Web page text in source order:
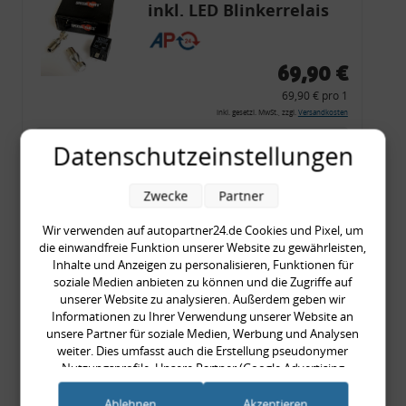
inkl. LED Blinkerrelais
CF 14
69,90 €
69,90 € pro 1
inkl. gesetzl. MwSt., zzgl. Versandkosten
Merkzettel
Rückleuchtenband mit
Blinker, rot, US-Ecken,
Audi 80 Cabrio, Typ 89,
OE-Nr.: 8G0945225 +
8G0945225C
999,99 €
999,99 € pro 1
Datenschutzeinstellungen
Wir verwenden auf autopartner24.de Cookies und Pixel, um
die einwandfreie Funktion unserer Website zu gewährleisten,
Inhalte und Anzeigen zu personalisieren, Funktionen für
soziale Medien anbieten zu können und die Zugriffe auf
unserer Website zu analysieren. Außerdem geben wir
Informationen zu Ihrer Verwendung unserer Website an
unsere Partner für soziale Medien, Werbung und Analysen
weiter. Dies umfasst auch die Erstellung pseudonymer
Nutzungsprofile. Unsere Partner (Google Advertising
Products) führen diese Informationen möglicherweise mit
weiteren Daten zusammen, die Sie ihnen bereitgestellt haben
Zwecke Partner